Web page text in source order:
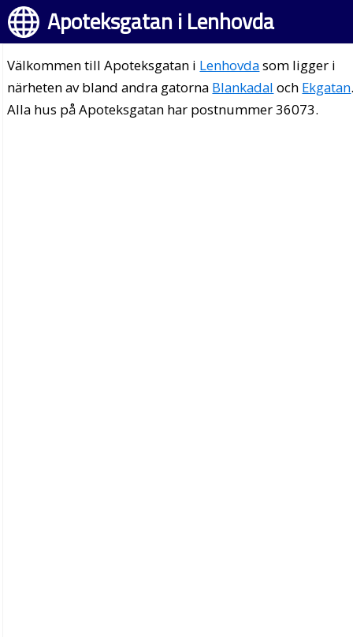
Apoteksgatan i Lenhovda
Välkommen till Apoteksgatan i Lenhovdasom ligger i
närheten av bland andra gatorna Blankadal och Ekgatan
Alla hus på Apoteksgatan har postnummer 36073.